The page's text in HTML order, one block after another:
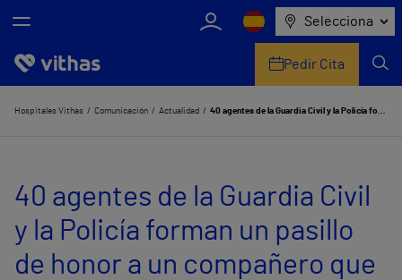
Selecciona
Nosotros
Servicios de salud
Equipo médico y asistencial
Pedir Cita
Hospitales Vithas Comunicación Actualidad 40 agentes de la Guardia Civil y la Policía forman un pasillo de honor a un compañero que llevaba ingresado en Vithas Vigo desde octubre
40 agentes de la Guardia Civil
y la Policía forman un pasillo
de honor a un compañero que